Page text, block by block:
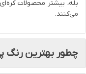
بله، بیشتر محصولات
می‌کنند.
چطور بهترین رنگ